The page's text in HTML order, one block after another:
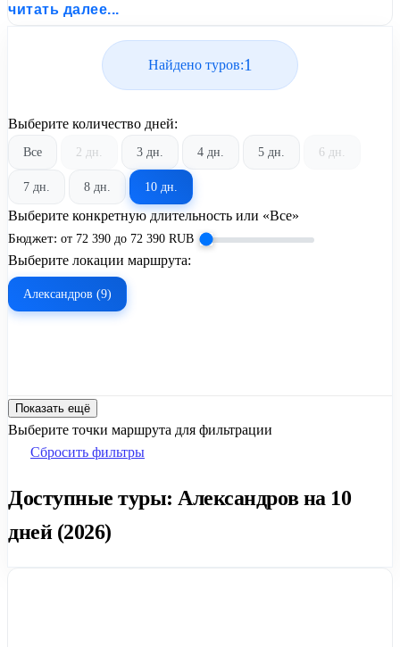
от United Travel Systems.
читать далее...
Найдено туров:1
Выберите количество дней:
Все 2 дн. 3 дн. 4 дн. 5 дн. 6 дн.
7 дн. 8 дн. 10 дн.
Выберите конкретную длительность или «Все»
Бюджет: от 72 390 до 72 390 RUB
Выберите локации маршрута:
Александров (9)
Показать ещё
Выберите точки маршрута для фильтрации
Сбросить фильтры
Доступные туры: Александров на 10
дней (2026)